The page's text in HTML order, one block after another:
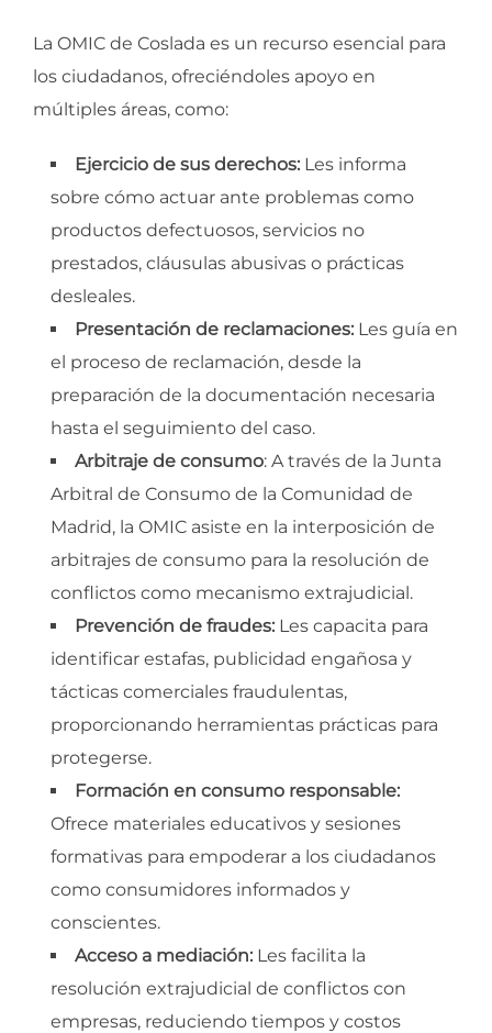
La OMIC de Coslada es un recurso esencial para
los ciudadanos, ofreciéndoles apoyo en
múltiples áreas, como:
Ejercicio de sus derechos: Les informa
sobre cómo actuar ante problemas como
productos defectuosos, servicios no
prestados, cláusulas abusivas o prácticas
desleales.
Presentación de reclamaciones: Les guía en
el proceso de reclamación, desde la
preparación de la documentación necesaria
hasta el seguimiento del caso.
Arbitraje de consumo: A través de la Junta
Arbitral de Consumo de la Comunidad de
Madrid, la OMIC asiste en la interposición de
arbitrajes de consumo para la resolución de
conflictos como mecanismo extrajudicial.
Prevención de fraudes: Les capacita para
identificar estafas, publicidad engañosa y
tácticas comerciales fraudulentas,
proporcionando herramientas prácticas para
protegerse.
Formación en consumo responsable:
Ofrece materiales educativos y sesiones
formativas para empoderar a los ciudadanos
como consumidores informados y
conscientes.
Acceso a mediación: Les facilita la
resolución extrajudicial de conflictos con
empresas, reduciendo tiempos y costos